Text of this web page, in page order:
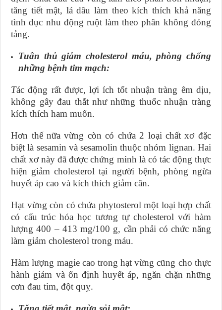
tăng tiết mật, lá dâu làm theo kích thích khả năng
tình dục nhu động ruột làm theo phân không đóng
tảng.
Tuân thủ giảm cholesterol máu, phòng chống
những bệnh tim mạch:
Tác động rất được, lợi ích tốt nhuận tràng êm dịu,
không gây đau thắt như những thuốc nhuận tràng
kích thích ham muốn.
Hơn thế nữa vừng còn có chứa 2 loại chất xơ đặc
biệt là sesamin và sesamolin thuộc nhóm lignan. Hai
chất xơ này đã được chứng minh là có tác động thực
hiện giảm cholesterol tại người bệnh, phòng ngừa
huyết áp cao và kích thích giảm cân.
Hạt vừng còn có chứa phytosterol một loại hợp chất
có cấu trúc hóa học tương tự cholesterol với hàm
lượng 400 – 413 mg/100 g, cần phải có chức năng
làm giảm cholesterol trong máu.
Hàm lượng magie cao trong hạt vừng cũng cho thực
hành giảm và ổn định huyết áp, ngăn chặn những
cơn đau tim, đột quỵ.